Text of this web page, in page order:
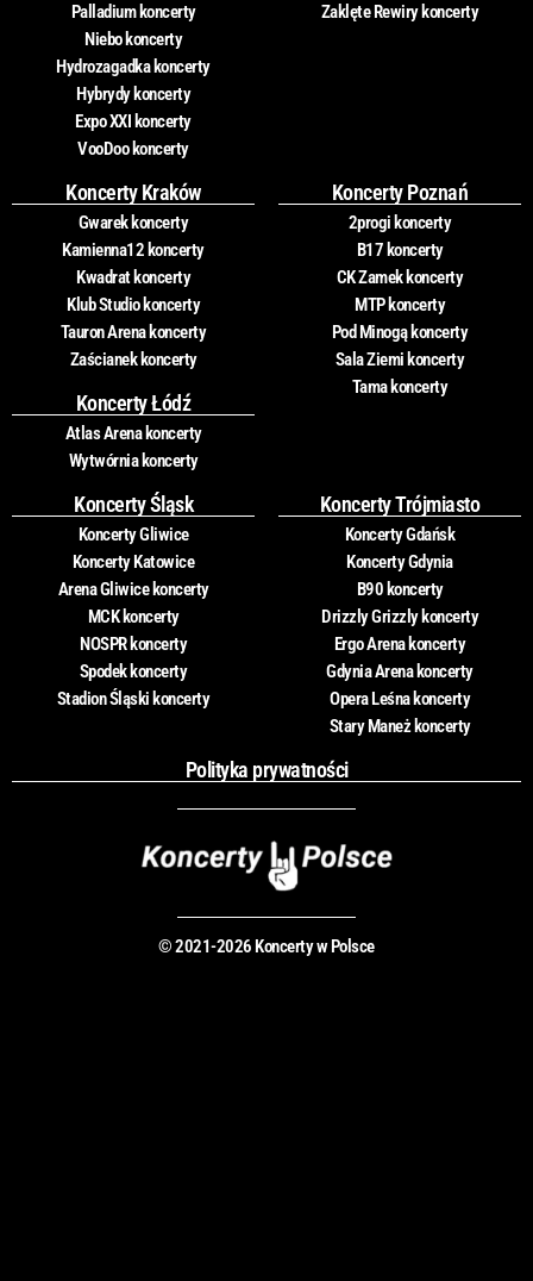
Palladium koncerty
Niebo koncerty
Hydrozagadka koncerty
Hybrydy koncerty
Expo XXI koncerty
VooDoo koncerty
Zaklęte Rewiry koncerty
Koncerty Kraków
Gwarek koncerty
Kamienna12 koncerty
Kwadrat koncerty
Klub Studio koncerty
Tauron Arena koncerty
Zaścianek koncerty
Koncerty Łódź
Atlas Arena koncerty
Wytwórnia koncerty
Koncerty Poznań
2progi koncerty
B17 koncerty
CK Zamek koncerty
MTP koncerty
Pod Minogą koncerty
Sala Ziemi koncerty
Tama koncerty
Koncerty Śląsk
Koncerty Gliwice
Koncerty Katowice
Arena Gliwice koncerty
MCK koncerty
NOSPR koncerty
Spodek koncerty
Stadion Śląski koncerty
Koncerty Trójmiasto
Koncerty Gdańsk
Koncerty Gdynia
B90 koncerty
Drizzly Grizzly koncerty
Ergo Arena koncerty
Gdynia Arena koncerty
Opera Leśna koncerty
Stary Maneż koncerty
Polityka prywatności
© 2021-2026 Koncerty w Polsce